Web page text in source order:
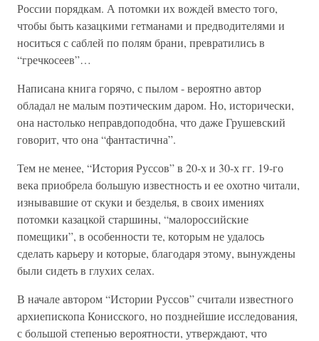
России порядкам. А потомки их вождей вместо того,
чтобы быть казацкими гетманами и предводителями и
носиться с саблей по полям брани, превратились в
“гречкосеев”…
Написана книга горячо, с пылом - вероятно автор
обладал не малым поэтическим даром. Но, исторически,
она настолько неправдоподобна, что даже Грушевский
говорит, что она “фантастична”.
Тем не менее, “История Руссов” в 20-х и 30-х гг. 19-го
века приобрела большую известность и ее охотно читали,
изнывавшие от скуки и безделья, в своих имениях
потомки казацкой старшины, “малороссийские
помещики”, в особенности те, которым не удалось
сделать карьеру и которые, благодаря этому, вынуждены
были сидеть в глухих селах.
В начале автором “Истории Руссов” считали известного
архиепископа Конисского, но позднейшие исследования,
с большой степенью вероятности, утверждают, что